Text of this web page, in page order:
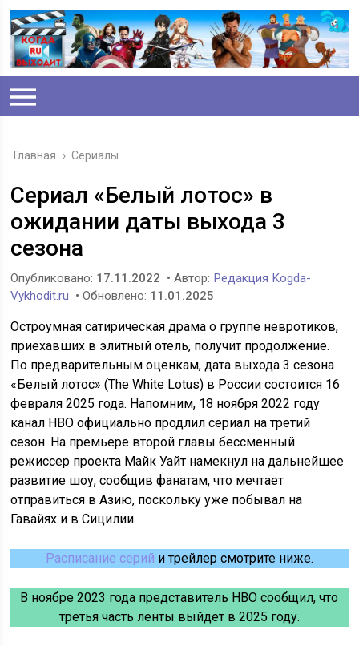
Главная › Сериалы
Сериал «Белый лотос» в
ожидании даты выхода 3
сезона
Опубликовано: 17.11.2022 • Автор: Редакция Kogda-
Vykhodit.ru • Обновлено: 11.01.2025
Остроумная сатирическая драма о группе невротиков,
приехавших в элитный отель, получит продолжение.
По предварительным оценкам, дата выхода 3 сезона
«Белый лотос» (The White Lotus) в России состоится 16
февраля 2025 года. Напомним, 18 ноября 2022 году
канал HBO официально продлил сериал на третий
сезон. На премьере второй главы бессменный
режиссер проекта Майк Уайт намекнул на дальнейшее
развитие шоу, сообщив фанатам, что мечтает
отправиться в Азию, поскольку уже побывал на
Гавайях и в Сицилии.
Расписание серий и трейлер смотрите ниже.
В ноябре 2023 года представитель HBO сообщил, что
третья часть ленты выйдет в 2025 году.